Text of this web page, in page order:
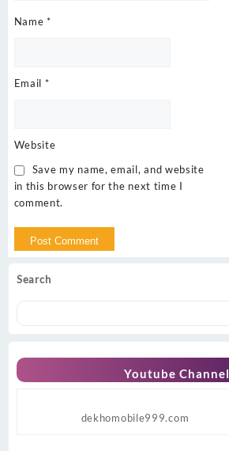
Search
Youtube Channel
dekhomobile999.com
Name *
Email *
Website
Save my name, email, and website
in this browser for the next time I
comment.